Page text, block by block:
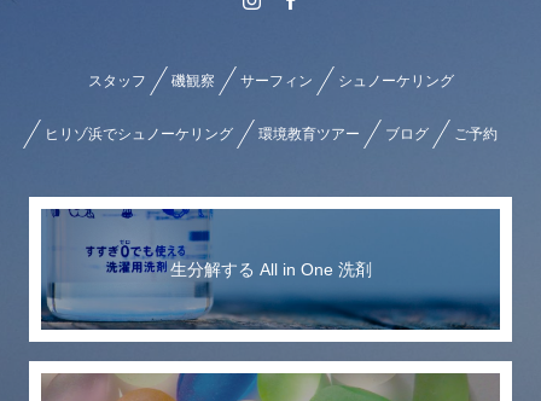
スタッフ 磯観察 サーフィン シュノーケリング
ヒリゾ浜でシュノーケリング 環境教育ツアー ブログ ご予約
生分解する All in One 洗剤